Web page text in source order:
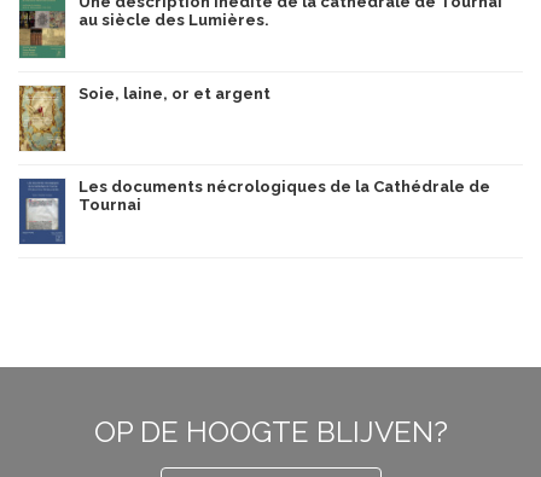
au siècle des Lumières.
Soie, laine, or et argent
Les documents nécrologiques de la Cathédrale de
Tournai
OP DE HOOGTE BLIJVEN?